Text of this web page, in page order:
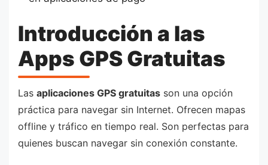
Introducción a las
Apps GPS Gratuitas
Las aplicaciones GPS gratuitas son una opción
práctica para navegar sin Internet. Ofrecen mapas
offline y tráfico en tiempo real. Son perfectas para
quienes buscan navegar sin conexión constante.